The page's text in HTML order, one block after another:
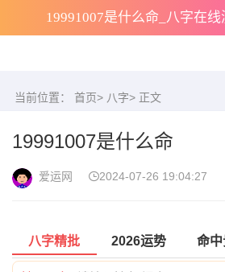
19991007是什么命_八字在
当前位置： 首页> 八字> 正文
19991007是什么命
爱运网 2024-07-26 19:04:27
八字精批 2026运势 命中